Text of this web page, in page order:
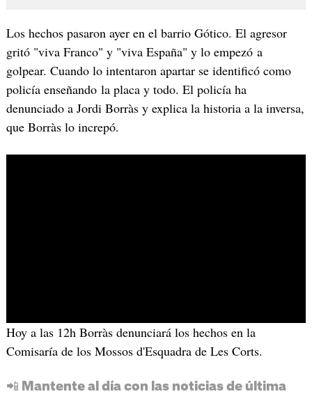
Los hechos pasaron ayer en el barrio Gótico. El agresor
gritó "viva Franco" y "viva España" y lo empezó a
golpear. Cuando lo intentaron apartar se identificó como
policía enseñando la placa y todo. El policía ha
denunciado a Jordi Borràs y explica la historia a la inversa,
que Borràs lo increpó.
Hoy a las 12h Borràs denunciará los hechos en la
Comisaría de los Mossos d'Esquadra de Les Corts.
📲 Mantente al día con las noticias de última